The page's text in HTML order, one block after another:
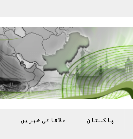
پاکستان علاقائی خبريں